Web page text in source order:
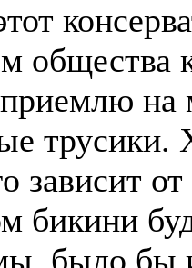
общества
на
трусики.
зависит
бикини
было бы